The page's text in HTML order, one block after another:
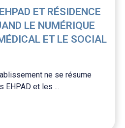
ET RÉSIDENCE
LE NUMÉRIQUE
ET LE SOCIAL
ne se résume
EHPAD et les ...